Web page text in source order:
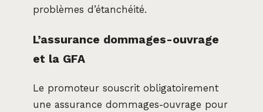
problèmes d’étanchéité.
L’assurance dommages-ouvrage
et la GFA
Le promoteur souscrit obligatoirement
une assurance dommages-ouvrage pour